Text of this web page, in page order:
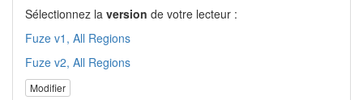
Sélectionnez la version de votre lecteur :
Fuze v1, All Regions
Fuze v2, All Regions
Modifier